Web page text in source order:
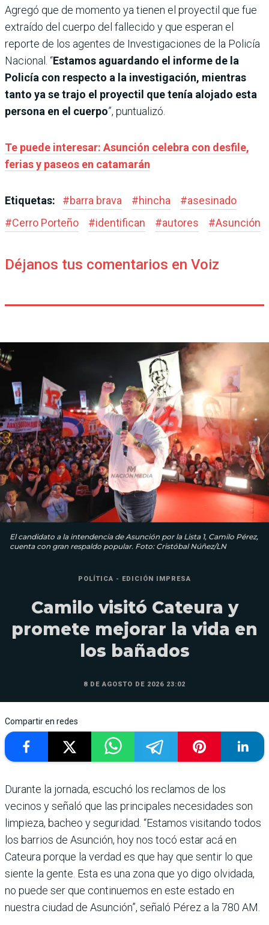
Agregó que de momento ya tienen el proyectil que fue
extraído del cuerpo del fallecido y que esperan el
reporte de los agentes de Investigaciones de la Policía
Nacional. “Estamos aguardando el informe de la
Policía con respecto a la investigación, mientras
tanto ya se trajo el proyectil que tenía alojado esta
persona en el cuerpo”, puntualizó.
Te puede interesar: Asunción celebra con desfile,
ferias y paseos en catamarán
Etiquetas: #barra brava #hincha #asesinado
#Cerro Porteño #identifican #autores #Asunción
Déjanos tus comentarios en Voiz
El candidato a la intendencia de Asunción por la Lista 1, Camilo Pérez,
cuenta con gran respaldo popular. Foto: Cristóbal Núñez/LN
POLÍTICA - EDICIÓN IMPRESA
Camilo visitó Cateura y
promete mejorar la vida en
los bañados
8 DE AGOSTO DE 2026 23:02
Compartir en redes
Durante la jornada, escuchó los reclamos de los
vecinos y señaló que las principales necesidades son
limpieza, bacheo y seguridad. “Estamos visitando todos
los barrios de Asunción, hoy nos tocó estar acá en
Cateura porque la verdad es que hay que sentir lo que
siente la gente. Esta es una zona que yo digo olvidada,
no puede ser que continuemos en este estado en
nuestra ciudad de Asunción”, señaló Pérez a la 780 AM.